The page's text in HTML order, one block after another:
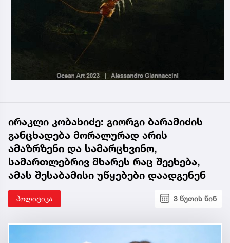
ირაკლი კობახიძე: გიორგი ბარამიძის
განცხადება მორალურად არის
ამაზრზენი და სამარცხვინო,
სამართლებრივ მხარეს რაც შეეხება,
ამას შესაბამისი უწყებები დაადგენენ
პოლიტიკა 3 წუთის წინ